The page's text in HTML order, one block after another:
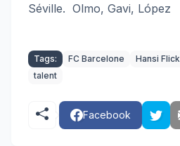
Séville. Olmo, Gavi, López
Tags: FC Barcelone Hansi Flick
talent
Facebook